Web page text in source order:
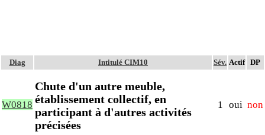
Diag Intitulé CIM10 Sév. Actif DP
W0818
Chute d'un autre meuble,
établissement collectif, en
participant à d'autres activités
précisées
1 oui non